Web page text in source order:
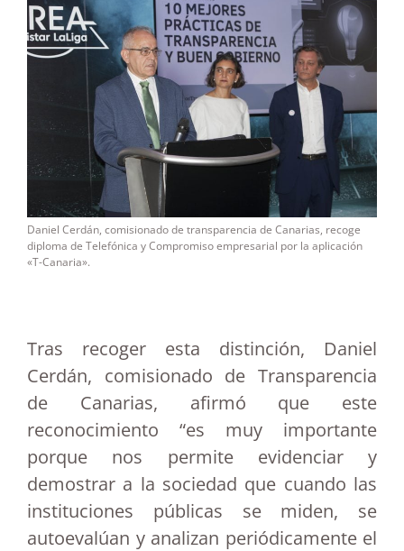
Daniel Cerdán, comisionado de transparencia de Canarias, recoge
diploma de Telefónica y Compromiso empresarial por la aplicación
«T-Canaria».
Tras recoger esta distinción, Daniel
Cerdán, comisionado de Transparencia
de Canarias, afirmó que este
reconocimiento “es muy importante
porque nos permite evidenciar y
demostrar a la sociedad que cuando las
instituciones públicas se miden, se
autoevalúan y analizan periódicamente el